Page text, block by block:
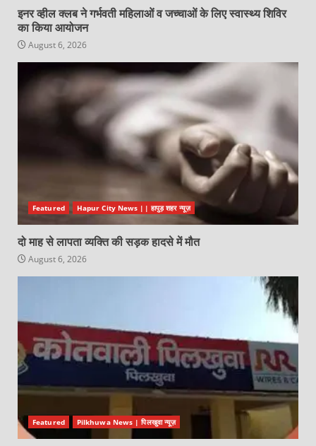
इनर व्हील क्लब ने गर्भवती महिलाओं व जच्चाओं के लिए स्वास्थ्य शिविर
का किया आयोजन
August 6, 2026
Featured Hapur City News || हापुड़ शहर न्यूज़
दो माह से लापता व्यक्ति की सड़क हादसे में मौत
August 6, 2026
Featured Pilkhuwa News | पिलखुवा न्यूज़